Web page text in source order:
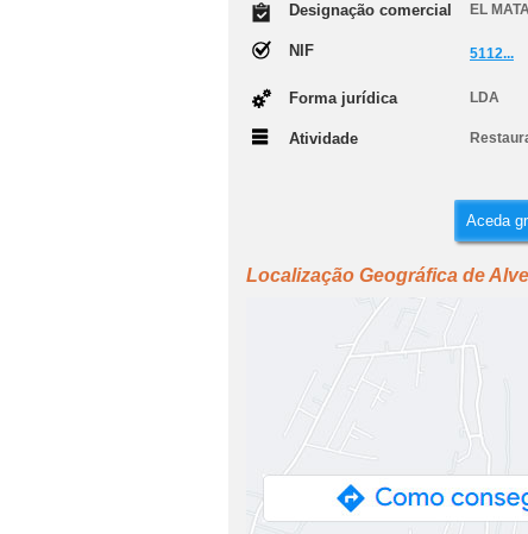
Designação comercial EL
NIF 5112...
Forma jurídica LDA
Atividade
Aceda
Localização Geográfica de